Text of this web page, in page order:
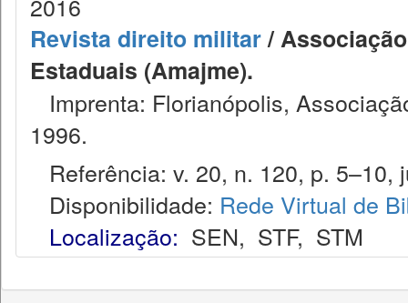
Revista direito militar/
Estaduais (Amajme).
Imprenta: Florianópolis,
1996.
Referência: v. 20, n. 120, p. 5–10,
Disponibilidade: Rede Virtual de
Localização: SEN, STF, STM